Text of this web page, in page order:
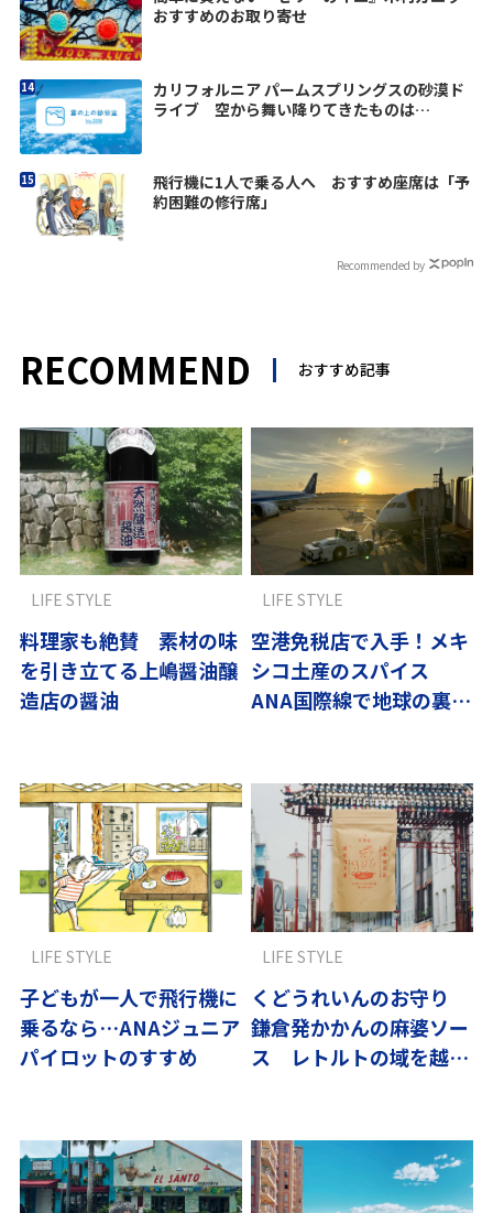
おすすめのお取り寄せ
カリフォルニア パームスプリングスの砂漠ド
ライブ 空から舞い降りてきたものは…
飛行機に1人で乗る人へ おすすめ座席は「予
約困難の修行席」
Recommended by
RECOMMEND おすすめ記事
料理家も絶賛 素材の味
を引き立てる上嶋醤油醸
造店の醤油
LIFE STYLE
空港免税店で入手！メキ
シコ土産のスパイス
ANA国際線で地球の裏へ
LIFE STYLE
子どもが一人で飛行機に
乗るなら…ANAジュニア
パイロットのすすめ
LIFE STYLE
くどうれいんのお守り
鎌倉発かかんの麻婆ソー
ス レトルトの域を越え
LIFE STYLE